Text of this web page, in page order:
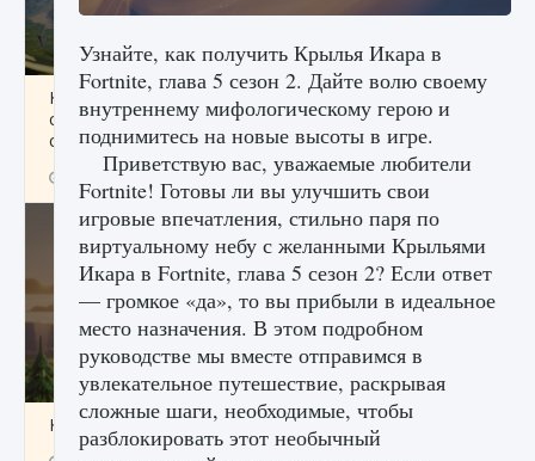
Как исправить ошибку Palworld «Идет
сохранение мира — Невозможно начать
сохранение данных мира»
9 августа 2024 2 511 0 0
Как заработать медали лиги Clash of Clans
Узнайте, как получить Крылья Икара в
Fortnite, глава 5 сезон 2. Дайте волю своему
внутреннему мифологическому герою и
поднимитесь на новые высоты в игре.
Приветствую вас, уважаемые любители
Fortnite! Готовы ли вы улучшить свои
игровые впечатления, стильно паря по
виртуальному небу с желанными Крыльями
Икара в Fortnite, глава 5 сезон 2? Если ответ
— громкое «да», то вы прибыли в идеальное
место назначения. В этом подробном
руководстве мы вместе отправимся в
увлекательное путешествие, раскрывая
сложные шаги, необходимые, чтобы
разблокировать этот необычный